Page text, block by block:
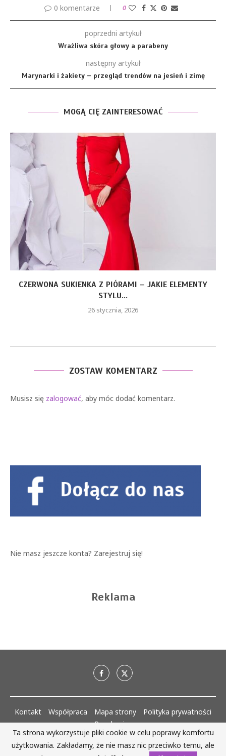
0 komentarze 0
poprzedni artykuł
Wrażliwa skóra głowy a parabeny
następny artykuł
Marynarki i żakiety – przegląd trendów na jesień i zimę
MOGĄ CIĘ ZAINTERESOWAĆ
CZERWONA SUKIENKA Z PIÓRAMI – JAKIE ELEMENTY
STYLU...
26 stycznia, 2026
ZOSTAW KOMENTARZ
Musisz się zalogować, aby móc dodać komentarz.
Nie masz jeszcze konta? Zarejestruj się!
Reklama
Kontakt Współpraca Mapa strony
Polityka prywatności
Regulaminy
AlejaKobiet.pl @2020 - 2023 Wszystkie prawa zastrzeżone. | Realizacja:
Ta strona wykorzystuje pliki cookie w celu poprawy komfortu
użytkowania. Zakładamy, że nie masz nic przeciwko temu, ale